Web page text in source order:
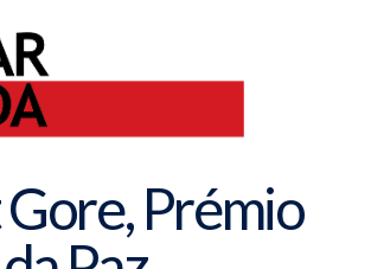
Prémio